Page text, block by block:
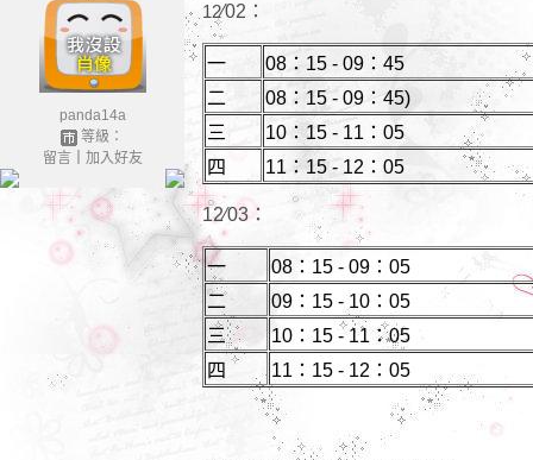
panda14a
等級：
留言｜ 加入好友
12∕02：
一
08：15 - 09：45
二
08：15 - 09：45)
三
10：15 - 11：05
四
11：15 - 12：05
12∕03：
一
08：15 - 09：05
二
09：15 - 10：05
三
10：15 - 11：05
四
11：15 - 12：05